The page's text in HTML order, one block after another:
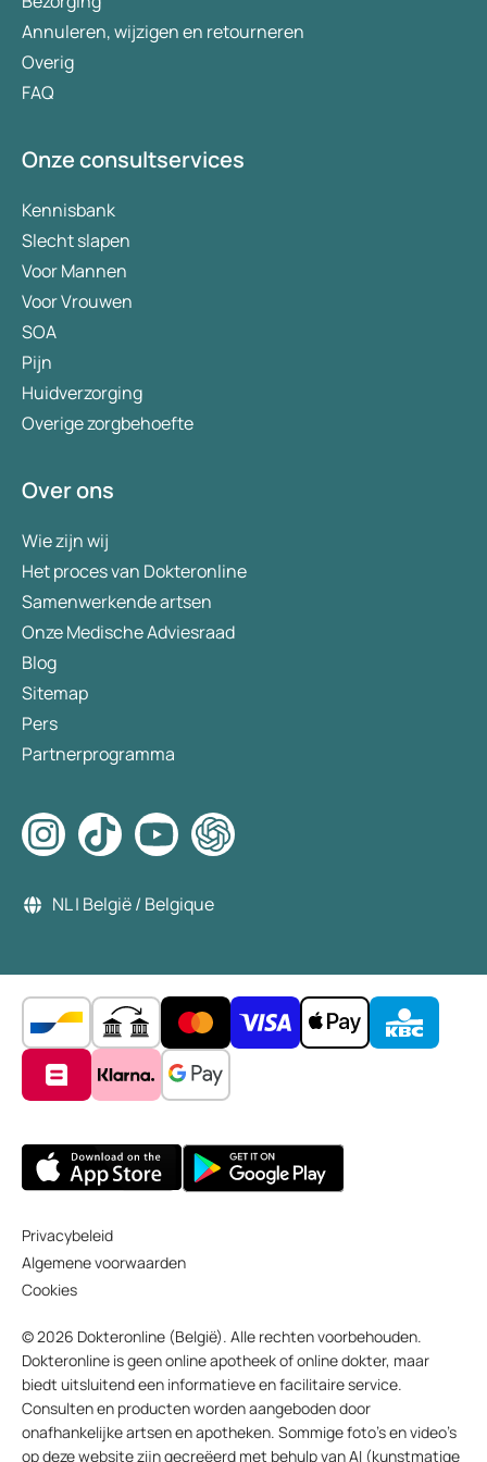
Annuleren, wijzigen en retourneren
Overig
FAQ
Onze consultservices
Kennisbank
Slecht slapen
Voor Mannen
Voor Vrouwen
SOA
Pijn
Huidverzorging
Overige zorgbehoefte
Over ons
Wie zijn wij
Het proces van Dokteronline
Samenwerkende artsen
Onze Medische Adviesraad
Blog
Sitemap
Pers
Partnerprogramma
NL | België / Belgique
Privacybeleid
Algemene voorwaarden
Cookies
© 2026 Dokteronline (België). Alle rechten voorbehouden.
Dokteronline is geen online apotheek of online dokter, maar
biedt uitsluitend een informatieve en facilitaire service.
Consulten en producten worden aangeboden door
onafhankelijke artsen en apotheken. Sommige foto’s en video’s
op deze website zijn gecreëerd met behulp van AI (kunstmatige